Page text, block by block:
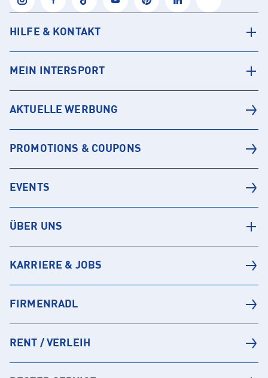
HILFE & KONTAKT
MEIN INTERSPORT
AKTUELLE WERBUNG
PROMOTIONS & COUPONS
EVENTS
ÜBER UNS
KARRIERE & JOBS
FIRMENRADL
RENT / VERLEIH